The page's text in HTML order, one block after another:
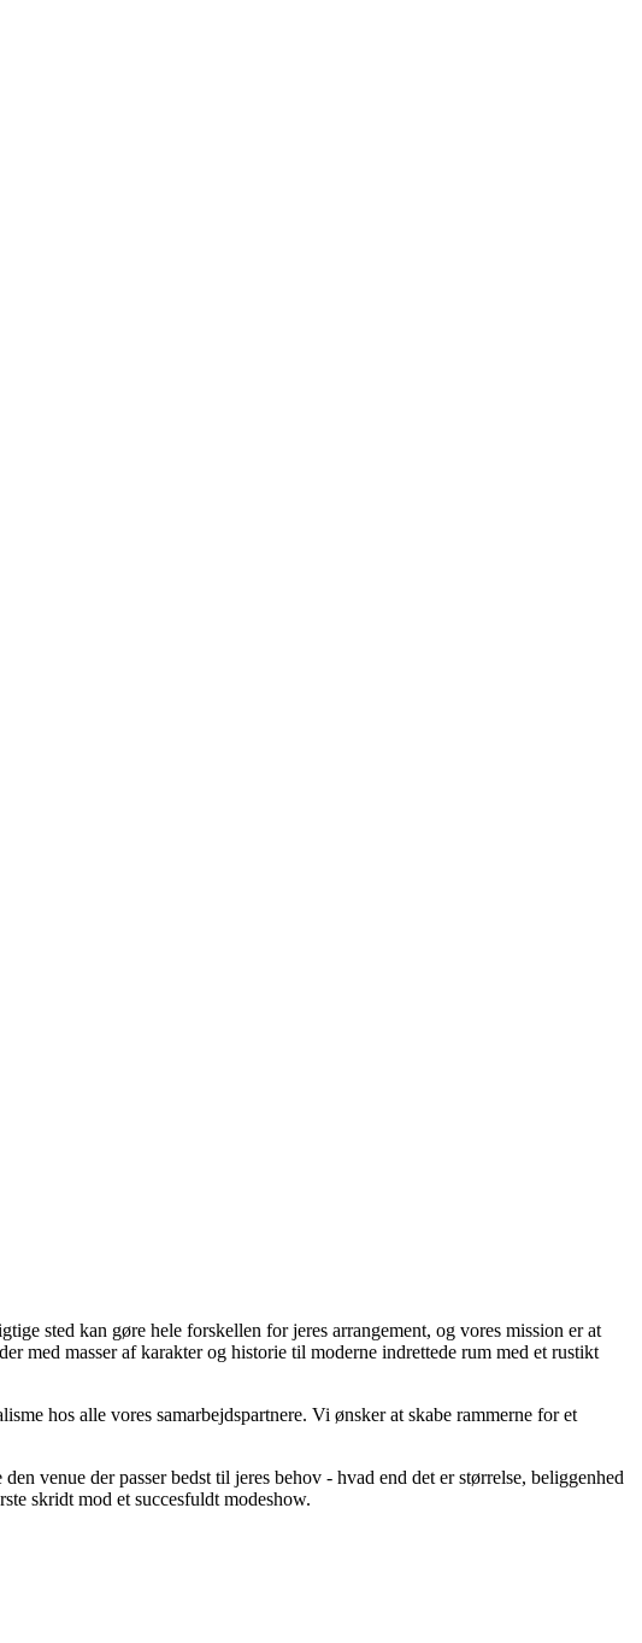
sted kan gøre hele forskellen for jeres arrangement, og vores mission er at
med masser af karakter og historie til moderne indrettede rum med et rustikt
hos alle vores samarbejdspartnere. Vi ønsker at skabe rammerne for et
venue der passer bedst til jeres behov - hvad end det er størrelse, beliggenhed
skridt mod et succesfuldt modeshow.